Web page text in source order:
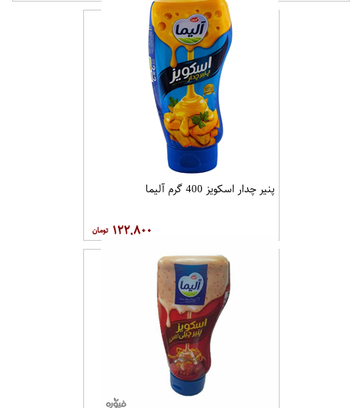
پنیر چدار اسکویز 400 گرم آلیما
۱۲۲,۸۰۰